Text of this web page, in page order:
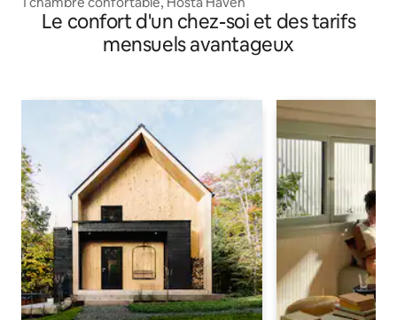
Le confort d'un chez-soi et des tarifs
mensuels avantageux